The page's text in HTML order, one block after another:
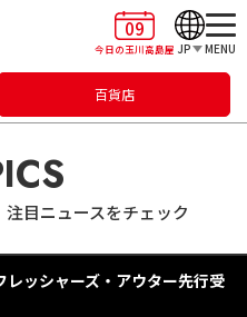
09
今日の玉川高島屋 JP MENU
百貨店
目ニュースをチェック
ッシャーズ・アウター先行受